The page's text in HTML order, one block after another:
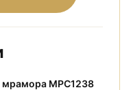
Памятник из серого мрамора МРС1238